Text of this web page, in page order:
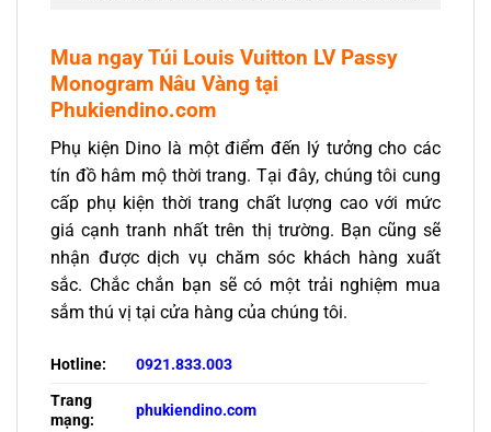
Mua ngayTúi Louis Vuitton LV Passy
Monogram Nâu Vàng tại
Phukiendino.com
Phụ kiện Dino là một điểm đến lý tưởng cho các
tín đồ hâm mộ thời trang. Tại đây, chúng tôi cung
cấp phụ kiện thời trang chất lượng cao với mức
giá cạnh tranh nhất trên thị trường. Bạn cũng sẽ
nhận được dịch vụ chăm sóc khách hàng xuất
sắc. Chắc chắn bạn sẽ có một trải nghiệm mua
sắm thú vị tại cửa hàng của chúng tôi.
Hotline:
0921.833.003
Trang
mạng:
phukiendino.com